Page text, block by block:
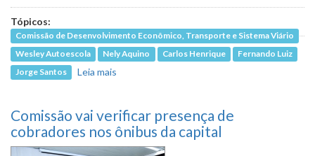
Tópicos:
Comissão de Desenvolvimento Econômico, Transporte e Sistema Viário
Wesley Autoescola
Nely Aquino Carlos Henrique
Fernando Luiz
Jorge Santos
Leia mais
Comissão vai verificar presença de
cobradores nos ônibus da capital